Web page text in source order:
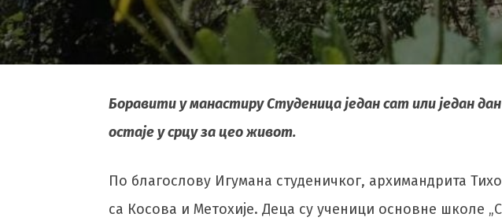
Боравити у манастиру Студеница један сат или један
остаје у срцу за цео живот.
По благослову Игумана студеничког, архимандрита
са Косова и Метохије. Деца су ученици основне